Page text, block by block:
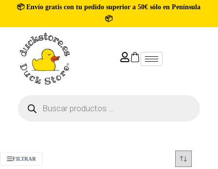
📦 Envío gratis con tu pedido superior a 50€ sólo en Península
📦
FILTRAR